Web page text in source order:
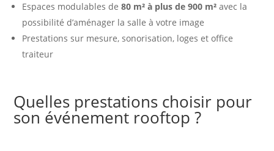
Espaces modulables de80 m² à plus de 900 m² avec la
possibilité d’aménager la salle à votre image
Prestations sur mesure, sonorisation, loges et office
traiteur
Quelles prestations choisir pour
son événement rooftop ?